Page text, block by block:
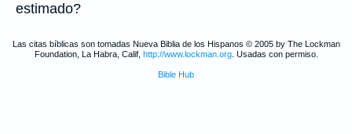
estimado?
Las citas bíblicas son tomadas Nueva Biblia de los Hispanos © 2005 by The Lockman
Foundation, La Habra, Calif, http://www.lockman.org. Usadas con permiso.
Bible Hub